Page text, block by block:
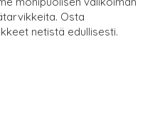
Osta
netistä edullisesti.